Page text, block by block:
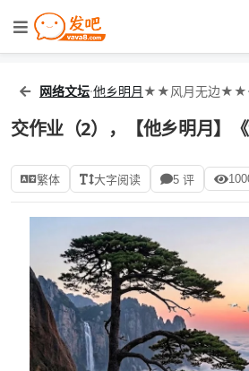
网络文坛·他乡明月★★风月无边★★·
交作业（2），【他乡明月】《
繁体 大字阅读 5 评